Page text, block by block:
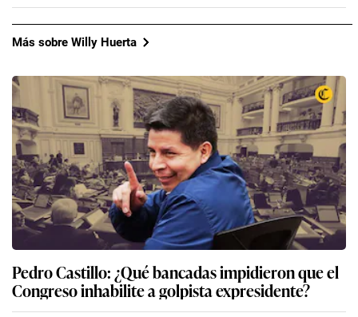
Más sobre Willy Huerta
Pedro Castillo: ¿Qué bancadas impidieron que el
Congreso inhabilite a golpista expresidente?